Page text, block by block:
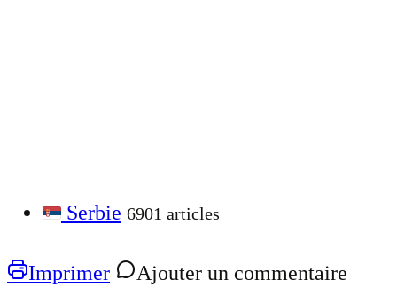
Serbie 6901 articles
Imprimer
Ajouter un commentaire